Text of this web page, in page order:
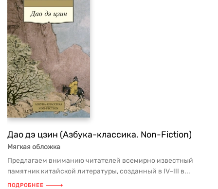
Дао дэ цзин (Азбука-классика. Non-Fiction)
Мягкая обложка
Предлагаем вниманию читателей всемирно известный
памятник китайской литературы, созданный в IV–III в...
ПОДРОБНЕЕ